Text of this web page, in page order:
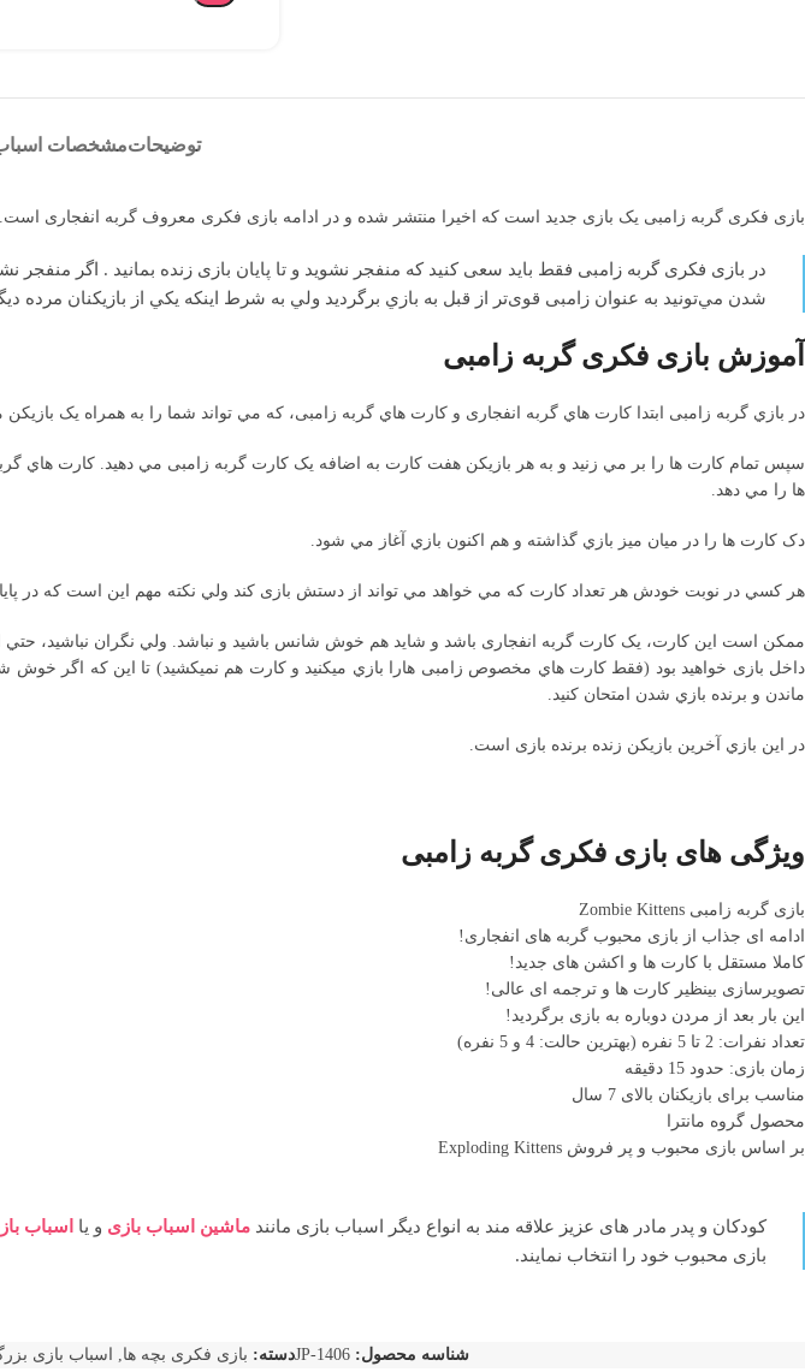
توضیحاتمشخصات
بازی فکری گربه زامبی يک بازی جديد است که اخيرا منتشر شده و در ادامه بازی فکری معروف گربه انفجاری است.
در بازی فکری گربه زامبی فقط بايد سعی کنيد که منفجر نشويد و تا پايان بازی زنده بمانيد . اگر
شدن مي‌تونيد به عنوان زامبی قوی‌تر از قبل به بازي برگرديد ولي به شرط اينکه يکي از بازيکنان مرده ديگر
آموزش بازی فکری گربه زامبی
در بازي گربه زامبی ابتدا کارت هاي گربه انفجاری و کارت هاي گربه زامبی، که مي تواند شما را به همراه يک بازيکن
سپس تمام کارت ها را بر مي زنيد و به هر بازيکن هفت کارت به اضافه يک کارت گربه زامبی مي دهيد. کارت هاي
ها را مي دهد.
دک کارت ها را در ميان ميز بازي گذاشته و هم اکنون بازي آغاز مي شود.
هر کسي در نوبت خودش هر تعداد کارت که مي خواهد مي تواند از دستش بازی کند ولي نکته مهم اين است که در
ممکن است اين کارت، يک کارت گربه انفجاری باشد و شايد هم خوش شانس باشيد و نباشد. ولي نگران نباشيد، حتي
داخل بازی خواهيد بود (فقط کارت هاي مخصوص زامبی هارا بازي ميکنيد و کارت هم نميکشيد) تا اين که اگر خوش
ماندن و برنده بازي شدن امتحان کنيد.
در اين بازي آخرين بازيکن زنده برنده بازی است.
ویژگی های بازی فکری گربه زامبی
بازی گربه زامبی Zombie Kittens
ادامه ای جذاب از بازی محبوب گربه های انفجاری!
کاملا مستقل با کارت ها و اکشن های جدید!
تصویرسازی بینظیر کارت ها و ترجمه ای عالی!
این بار بعد از مردن دوباره به بازی برگردید!
تعداد نفرات: 2 تا 5 نفره (بهترین حالت: 4 و 5 نفره)
زمان بازی: حدود 15 دقیقه
مناسب برای بازیکنان بالای 7 سال
محصول گروه مانترا
بر اساس بازی محبوب و پر فروش Exploding Kittens
کودکان و پدر مادر های عزیز علاقه مند به انواع دیگر اسباب بازی مانند ماشین اسباب بازی و یا اسباب
بازی محبوب خود را انتخاب نمایند.
شناسه محصول: JP-1406دسته: بازی فکری بچه ها, اسباب بازی